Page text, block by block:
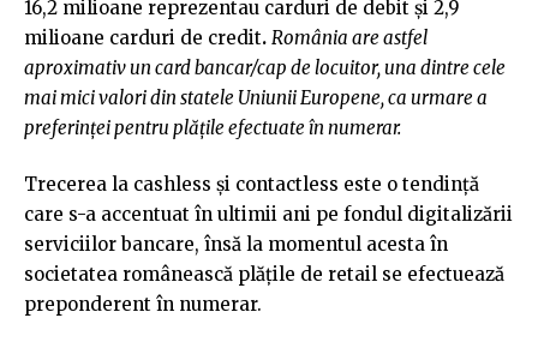
16,2 milioane reprezentau carduri de debit și 2,9
milioane carduri de credit. România are astfel
aproximativ un card bancar/cap de locuitor, una dintre cele
mai mici valori din statele Uniunii Europene, ca urmare a
preferinței pentru plățile efectuate în numerar.
Trecerea la cashless și contactless este o tendință
care s-a accentuat în ultimii ani pe fondul digitalizării
serviciilor bancare, însă la momentul acesta în
societatea românească plățile de retail se efectuează
preponderent în numerar.